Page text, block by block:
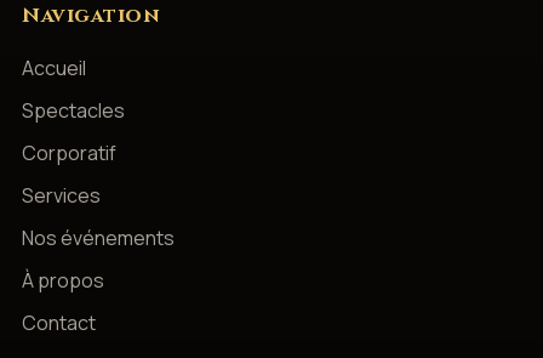
Navigation
Accueil
Spectacles
Corporatif
Services
Nos événements
À propos
Contact